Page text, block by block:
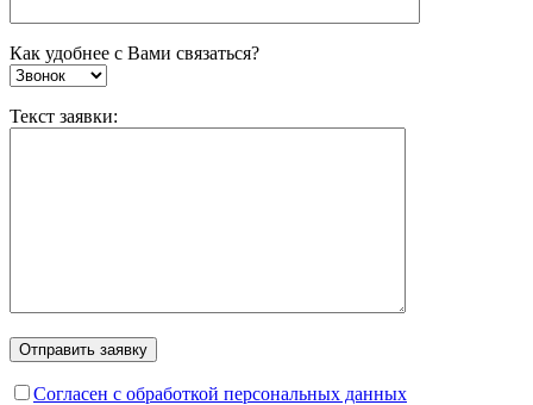
Как удобнее с Вами связаться?
Текст заявки:
Согласен с обработкой персональных данных